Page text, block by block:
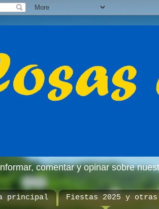
comentar y opinar sobre
principal
Fiestas 2025 y otras